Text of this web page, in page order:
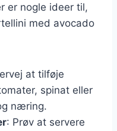
er nogle ideer til,
med avocado
at tilføje
spinat eller
næring.
: Prøv at servere